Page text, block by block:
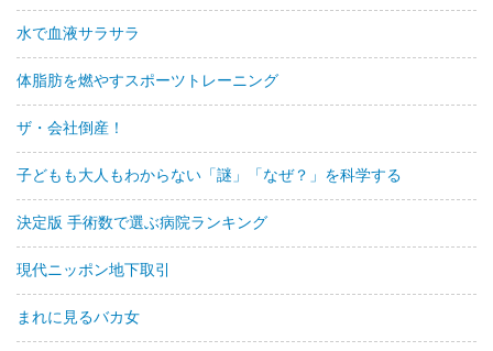
水で血液サラサラ
体脂肪を燃やすスポーツトレーニング
ザ・会社倒産！
子どもも大人もわからない「謎」「なぜ？」を科学する
決定版 手術数で選ぶ病院ランキング
現代ニッポン地下取引
まれに見るバカ女